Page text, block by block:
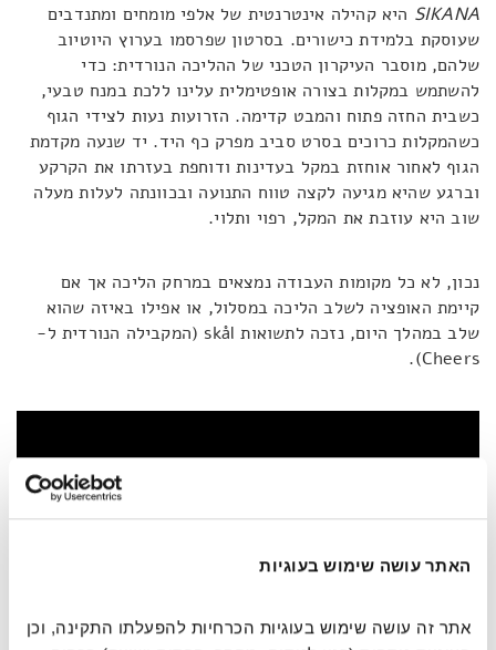
האתר עושה שימוש בעוגיות
SIKANA היא קהילה אינטרנטית של אלפי מומחים ומתנדבים
שעוסקת בלמידת כישורים. בסרטון שפרסמו בערוץ היוטיוב
שלהם, מוסבר העיקרון הטכני של ההליכה הנורדית: כדי
להשתמש במקלות בצורה אופטימלית עלינו ללכת במנח טבעי,
כשבית החזה פתוח והמבט קדימה. הזרועות נעות לצידי הגוף
כשהמקלות כרוכים בסרט סביב מפרק כף היד. יד שנעה מקדמת
הגוף לאחור אוחזת במקל בעדינות ודוחפת בעזרתו את הקרקע
וברגע שהיא מגיעה לקצה טווח התנועה ובכוונתה לעלות מעלה
שוב היא עוזבת את המקל, רפוי ותלוי.
נכון, לא כל מקומות העבודה נמצאים במרחק הליכה אך אם
קיימת האופציה לשלב הליכה במסלול, או אפילו באיזה שהוא
שלב במהלך היום, נזכה לתשואות skål (המקבילה הנורדית ל-
Cheers).